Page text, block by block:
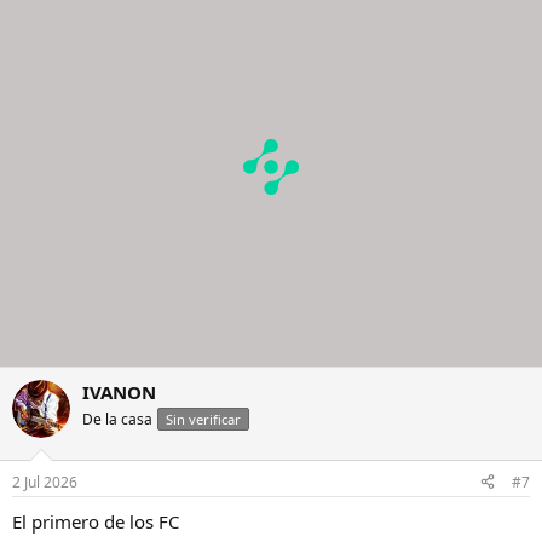
IVANON
De la casa Sin verificar
2 Jul 2026 #7
El primero de los FC